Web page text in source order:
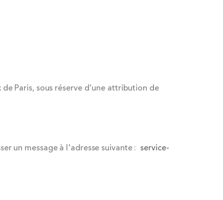
Paris, sous réserve d'une attribution de
un message à l'adresse suivante : service-